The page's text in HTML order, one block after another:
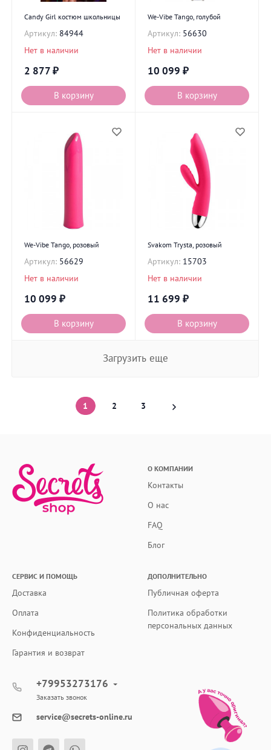
Candy Girl костюм школьницы
Артикул: 84944
Нет в наличии
2 877₽
В корзину
We-Vibe Tango, голубой
Артикул: 56630
Нет в наличии
10 099 ₽
В корзину
We-Vibe Tango, розовый
Артикул: 56629
Нет в наличии
10 099 ₽
В корзину
Svakom Trysta, розовый
Артикул: 15703
Нет в наличии
11 699 ₽
В корзину
Загрузить еще
1 2 3
О КОМПАНИИ
Контакты
О нас
FAQ
Блог
СЕРВИС И ПОМОЩЬ
Доставка
Оплата
Конфиденциальность
Гарантия и возврат
ДОПОЛНИТЕЛЬНО
Публичная оферта
Политика обработки
персональных данных
+79953273176
Заказать звонок
service@secrets-online.ru